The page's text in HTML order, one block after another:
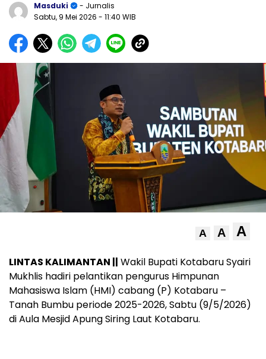
Masduki
- Jurnalis
Sabtu, 9 Mei 2026 - 11:40 WIB
A A A
LINTAS KALIMANTAN || Wakil Bupati Kotabaru Syairi
Mukhlis hadiri pelantikan pengurus Himpunan
Mahasiswa Islam (HMI) cabang (P) Kotabaru –
Tanah Bumbu periode 2025-2026, Sabtu (9/5/2026)
di Aula Mesjid Apung Siring Laut Kotabaru.